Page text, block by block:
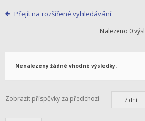
Přejít na rozšířené vyhledávání
Nalezeno 0
Nenalezeny žádné vhodné výsledky.
Zobrazit příspěvky za předchozí